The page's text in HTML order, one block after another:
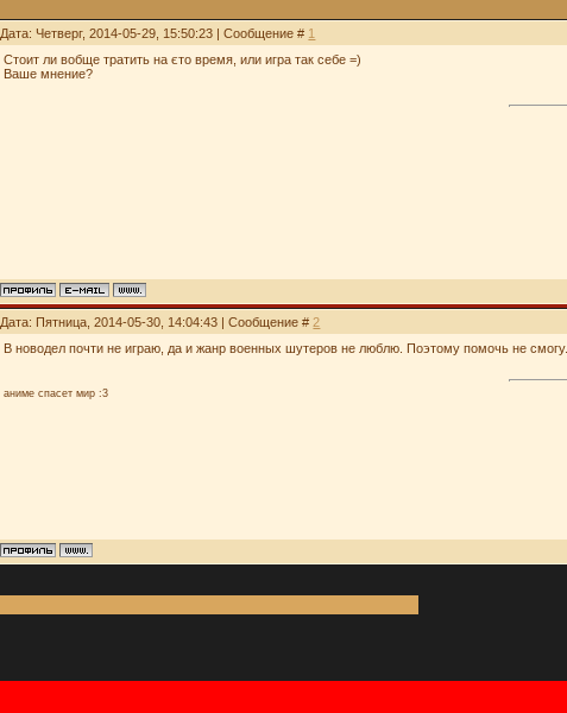
Дата: Четверг, 2014-05-29, 15:50:23 | Сообщение # 1
Стоит ли вобще тратить на єто время, или игра так себе =)
Ваше мнение?
Дата: Пятница, 2014-05-30, 14:04:43 | Сообщение #2
В новодел почти не играю, да и жанр военных шутеров не люблю. Поэтому помочь не смогу.
аниме спасет мир :3